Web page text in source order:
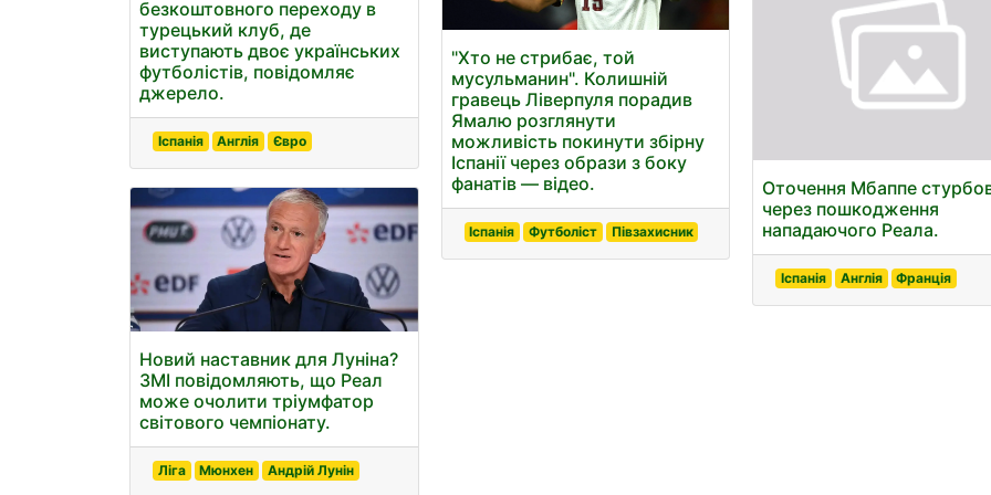
безкоштовного переходу в
турецький клуб, де
виступають двоє українських
футболістів, повідомляє
джерело.
Іспанія Англія Євро
Новий наставник для Луніна?
ЗМІ повідомляють, що Реал
може очолити тріумфатор
світового чемпіонату.
Ліга Мюнхен Андрій Лунін
"Хто не стрибає, той
мусульманин". Колишній
гравець Ліверпуля порадив
Ямалю розглянути
можливість покинути збірну
Іспанії через образи з боку
фанатів — відео.
Іспанія Футболіст Півзахисник
Оточення Мбаппе
через пошкодження
нападаючого Реала.
Іспанія Англія Франція